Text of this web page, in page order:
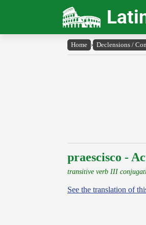
Home › Declensions /
praescisco -
transitive verb III
See the translation of